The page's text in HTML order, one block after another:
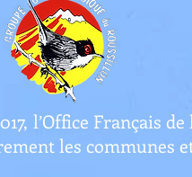
l’Office Français
les communes